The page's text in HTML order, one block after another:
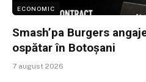
ECONOMIC
Smash’pa Burgers
ospătar în Botoșani
7 august 2026